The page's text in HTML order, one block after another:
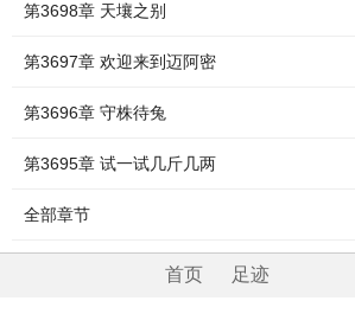
第3698章 天壤之别
第3697章 欢迎来到迈阿密
第3696章 守株待兔
第3695章 试一试几斤几两
全部章节
首页 足迹